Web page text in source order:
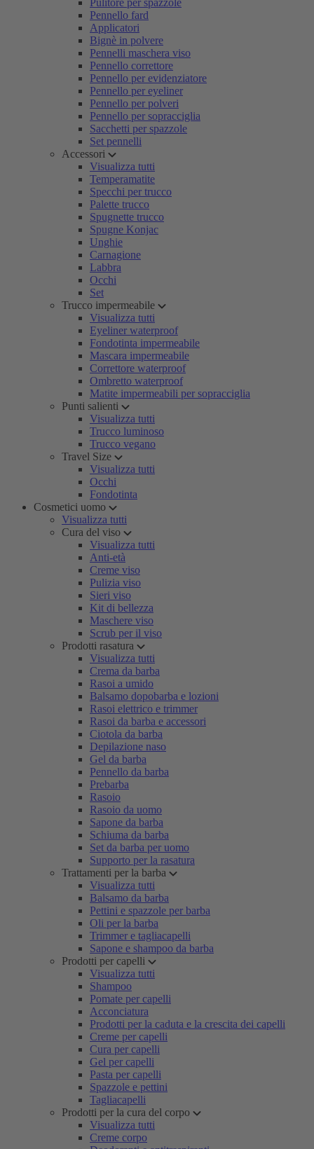
Pulitore per spazzole
Pennello fard
Applicatori
Bignè in polvere
Pennelli maschera viso
Pennello correttore
Pennello per evidenziatore
Pennello per eyeliner
Pennello per polveri
Pennello per sopracciglia
Sacchetti per spazzole
Set pennelli
Accessori
Visualizza tutti
Temperamatite
Specchi per trucco
Palette trucco
Spugnette trucco
Spugne Konjac
Unghie
Carnagione
Labbra
Occhi
Set
Trucco impermeabile
Visualizza tutti
Eyeliner waterproof
Fondotinta impermeabile
Mascara impermeabile
Correttore waterproof
Ombretto waterproof
Matite impermeabili per sopracciglia
Punti salienti
Visualizza tutti
Trucco luminoso
Trucco vegano
Travel Size
Visualizza tutti
Occhi
Fondotinta
Cosmetici uomo
Visualizza tutti
Cura del viso
Visualizza tutti
Anti-età
Creme viso
Pulizia viso
Sieri viso
Kit di bellezza
Maschere viso
Scrub per il viso
Prodotti rasatura
Visualizza tutti
Crema da barba
Rasoi a umido
Balsamo dopobarba e lozioni
Rasoi elettrico e trimmer
Rasoi da barba e accessori
Ciotola da barba
Depilazione naso
Gel da barba
Pennello da barba
Prebarba
Rasoio
Rasoio da uomo
Sapone da barba
Schiuma da barba
Set da barba per uomo
Supporto per la rasatura
Trattamenti per la barba
Visualizza tutti
Balsamo da barba
Pettini e spazzole per barba
Oli per la barba
Trimmer e tagliacapelli
Sapone e shampoo da barba
Prodotti per capelli
Visualizza tutti
Shampoo
Pomate per capelli
Acconciatura
Prodotti per la caduta e la crescita dei capelli
Creme per capelli
Cura per capelli
Gel per capelli
Pasta per capelli
Spazzole e pettini
Tagliacapelli
Prodotti per la cura del corpo
Visualizza tutti
Creme corpo